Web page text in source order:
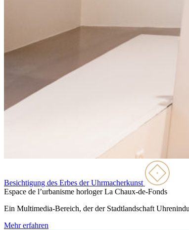
Besichtigung des Erbes der Uhrmacherkunst
Espace de l’urbanisme horloger La Chaux-de-Fonds
Ein Multimedia-Bereich, der der Stadtlandschaft
Mehr erfahren